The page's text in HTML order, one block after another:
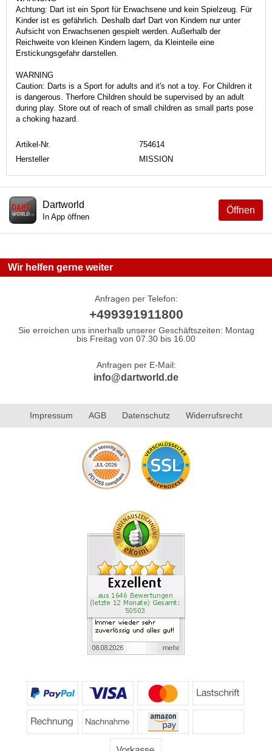
Achtung: Dart ist ein Sport für Erwachsene und kein Spielzeug. Für
Kinder ist es gefährlich. Deshalb darf Dart von Kindern nur unter
Aufsicht von Erwachsenen gespielt werden. Außerhalb der
Reichweite von kleinen Kindern lagern, da Kleinteile eine
Erstickungsgefahr darstellen.
WARNING
Caution: Darts is a Sport for adults and it's not a toy. For Children it
is dangerous. Therfore Children should be supervised by an adult
during play. Store out of reach of small children as small parts pose
a choking hazard.
Artikel-Nr.
754614
Hersteller
MISSION
Öffnen
Dartworld
In App öffnen
Wir helfen gerne weiter
Anfragen per Telefon:
+499391911800
Sie erreichen uns innerhalb unserer Geschäftszeiten: Montag
bis Freitag von 07.30 bis 16.00
Anfragen per E-Mail:
info@dartworld.de
Impressum AGB Datenschutz Widerrufsrecht